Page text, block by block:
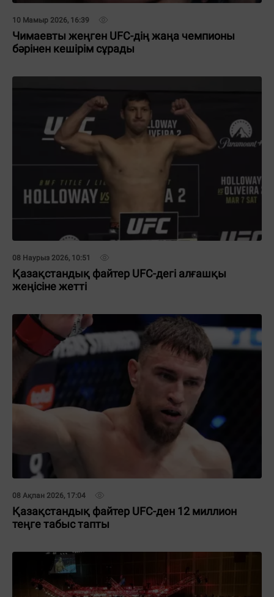
10 Мамыр 2026, 16:39
Чимаевты жеңген UFC-дің жаңа чемпионы
бәрінен кешірім сұрады
08 Наурыз 2026, 10:51
Қазақстандық файтер UFC-дегі алғашқы
жеңісіне жетті
08 Ақпан 2026, 17:04
Қазақстандық файтер UFC-ден 12 миллион
теңге табыс тапты